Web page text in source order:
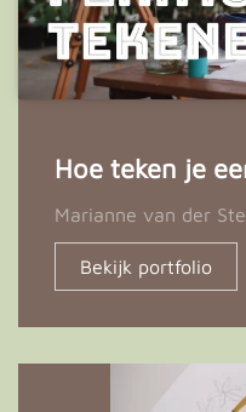
Hoe teken je
Marianne van der
Bekijk portfolio